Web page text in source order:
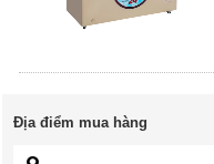
Địa điểm mua hàng